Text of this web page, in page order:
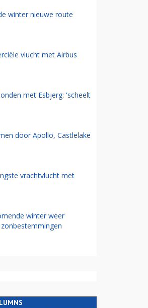
winter nieuwe route
vlucht met Airbus
met Esbjerg: 'scheelt
door Apollo, Castlelake
vrachtvlucht met
winter weer